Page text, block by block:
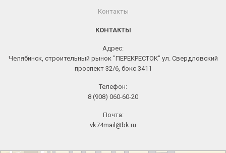
Контакты
КОНТАКТЫ
Адрес:
Челябинск, строительный рынок "ПЕРЕКРЕСТОК" ул. Свердловский
проспект 32/6, бокс 3411
Телефон:
8 (908) 060-60-20
Почта:
vk74mail@bk.ru